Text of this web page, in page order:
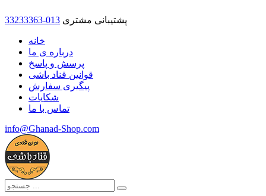
33233363-013 پشتیبانی مشتری
خانه
درباره ی ما
پرسش و پاسخ
قوانین قناد باشی
پیگیری سفارش
شکایات
تماس با ما
info@Ghanad-Shop.com